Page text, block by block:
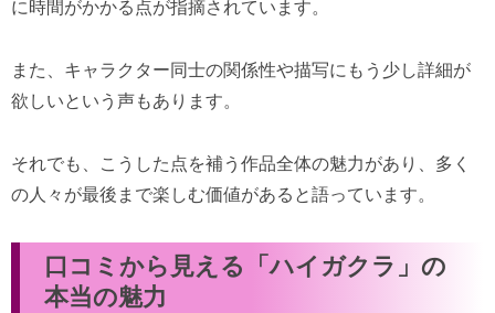
に時間がかかる点が指摘されています。
また、キャラクター同士の関係性や描写にもう少し詳細が
欲しいという声もあります。
それでも、こうした点を補う作品全体の魅力があり、多く
の人々が最後まで楽しむ価値があると語っています。
口コミから見える「ハイガクラ」の
本当の魅力